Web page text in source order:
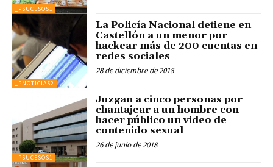
_PSUCESOS1
_PNOTICIAS2
La Policía Nacional detiene en
Castellón a un menor por
hackear más de 200 cuentas en
redes sociales
28 de diciembre de 2018
_PSUCESOS1
Juzgan a cinco personas por
chantajear a un hombre con
hacer público un video de
contenido sexual
26 de junio de 2018